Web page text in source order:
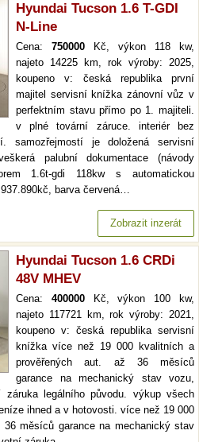
Hyundai Tucson 1.6 T-GDI
N-Line
Cena: 750000 Kč, výkon 118 kw,
najeto 14225 km, rok výroby: 2025,
koupeno v: česká republika první
majitel servisní knížka zánovní vůz v
perfektním stavu přímo po 1. majiteli.
v plné tovární záruce. interiér bez
samozřejmostí je doložená servisní
palubní dokumentace (návody
1.6t-gdi 118kw s automatickou
barva červená…
Zobrazit inzerát
Hyundai Tucson 1.6 CRDi
48V MHEV
Cena: 400000Kč, výkon 100 kw,
najeto 117721 km, rok výroby: 2021,
koupeno v: česká republika servisní
knížka více než 19 000 kvalitních a
prověřených aut. až 36 měsíců
garance na mechanický stav vozu,
záruka legálního původu. výkup všech
ihned a v hotovosti. více než 19 000
měsíců garance na mechanický stav